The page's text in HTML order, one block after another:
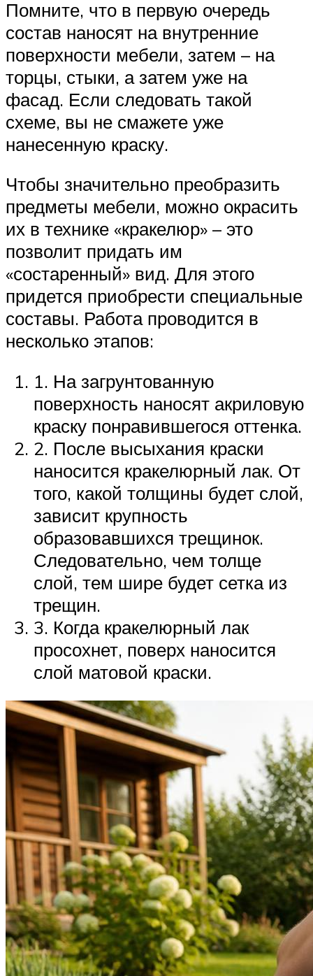
Помните, что в первую очередь
состав наносят на внутренние
поверхности мебели, затем – на
торцы, стыки, а затем уже на
фасад. Если следовать такой
схеме, вы не смажете уже
нанесенную краску.
Чтобы значительно преобразить
предметы мебели, можно окрасить
их в технике «кракелюр» – это
позволит придать им
«состаренный» вид. Для этого
придется приобрести специальные
составы. Работа проводится в
несколько этапов:
1. На загрунтованную
поверхность наносят акриловую
краску понравившегося оттенка.
2. После высыхания краски
наносится кракелюрный лак. От
того, какой толщины будет слой,
зависит крупность
образовавшихся трещинок.
Следовательно, чем толще
слой, тем шире будет сетка из
трещин.
3. Когда кракелюрный лак
просохнет, поверх наносится
слой матовой краски.